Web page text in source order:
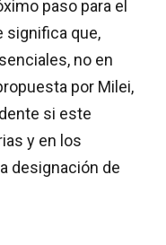
paso para el
significa que,
no en
por Milei,
si este
y en los
designación de